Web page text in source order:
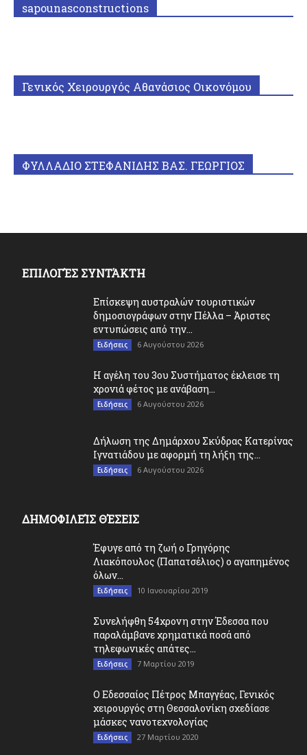
sapounasconstructions
Γενικός Χειρουργός Αθανάσιος Οικονόμου
ΦΥΛΛΑΔΙΟ ΣΤΕΦΑΝΙΔΗΣ ΒΑΣ. ΓΕΩΡΓΙΟΣ
ΕΠΙΛΟΓΈΣ ΣΥΝΤΆΚΤΗ
Επίσκεψη αυστραλών τουριστικών
δημοσιογράφων στην Πέλλα – Άριστες
εντυπώσεις από την...
Ειδήσεις 6 Αυγούστου 2026
Η αγέλη του 3ου Συστήματος έκλεισε τη
χρονιά φέτος με ανάβαση...
Ειδήσεις 6 Αυγούστου 2026
Δήλωση της Δημάρχου Σκύδρας Κατερίνας
Ιγνατιάδου με αφορμή τη λήξη της...
Ειδήσεις 6 Αυγούστου 2026
ΔΗΜΟΦΙΛΕΊΣ ΘΈΣΕΙΣ
Έφυγε από τη ζωή ο Γρηγόρης
Λιακόπουλος (Παπατσέλιος) ο αγαπημένος
όλων...
Ειδήσεις 10 Ιανουαρίου 2019
Συνελήφθη 54χρονη στην Έδεσσα που
παραλάμβανε χρηματικά ποσά από
τηλεφωνικές απάτες...
Ειδήσεις 7 Μαρτίου 2019
O Εδεσσαίος Πέτρος Μπαγγέας, Γενικός
χειρουργός στη Θεσσαλονίκη σχεδίασε
μάσκες νανοτεχνολογίας
Ειδήσεις 27 Μαρτίου 2020